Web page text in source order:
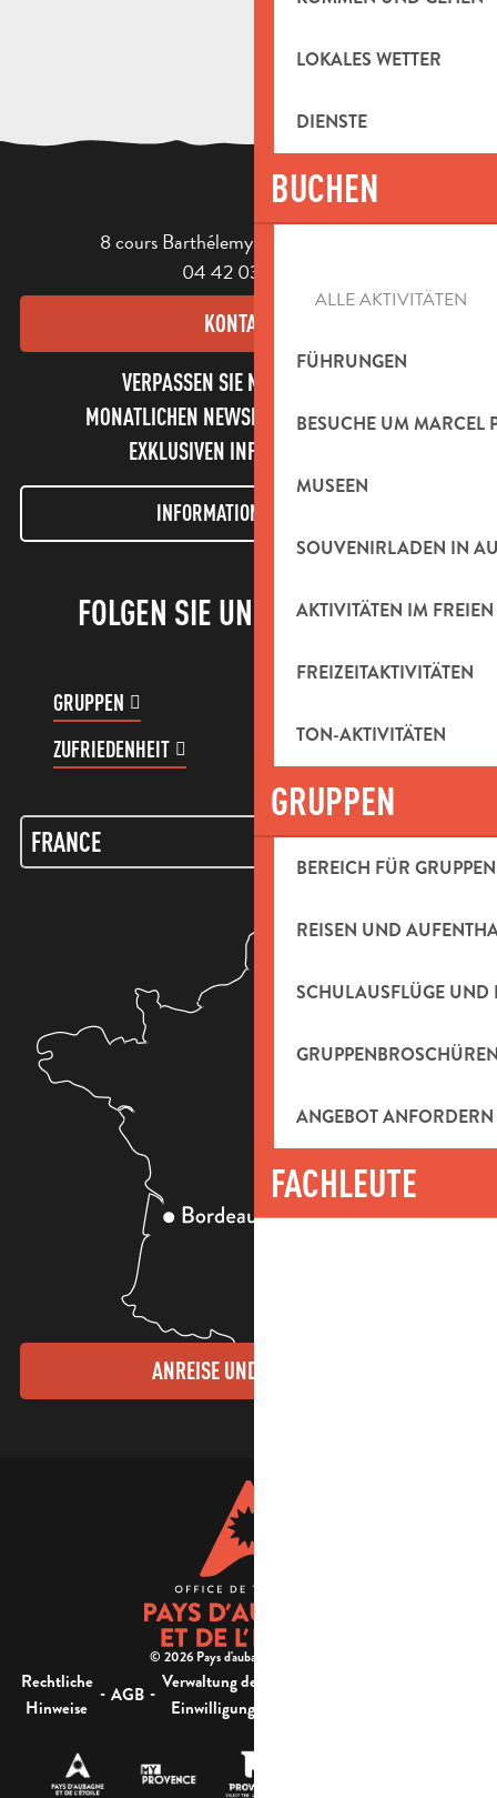
LOKALES WETTER
DIENSTE
BUCHEN
ALLE AKTIVITÄTEN
FÜHRUNGEN
BESUCHE UM MARCEL
MUSEEN
SOUVENIRLADEN IN
AKTIVITÄTEN IM FREIEN
FREIZEITAKTIVITÄTEN
TON-AKTIVITÄTEN
GRUPPEN
BEREICH FÜR GRUPPEN
REISEN UND
SCHULAUSFLÜGE UND
ANGEBOT ANFORDERN
FACHLEUTE
8 cours Barthélemy - 13400 Aubagne
04 42 03 49 98
KONTAKT
VERPASSEN SIE NICHT UNSEREN
MONATLICHEN NEWSLETTER UND UNSERE
EXKLUSIVEN INFORMATIONEN!
INFORMATIONEN LETTER
FOLGEN SIE UNS!
GRUPPEN
ZUFRIEDENHEIT
ANREISE UND KONTAKTE
© 2026 Pays d'aubagne et de l'étoile -
Rechtliche
Hinweise
- AGB - Verwaltung der
Einwilligung